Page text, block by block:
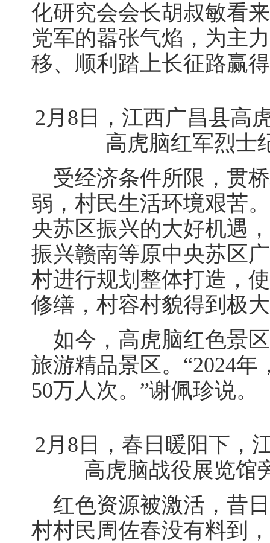
化研究会会长胡叔敏看
党军的嚣张气焰，为主
移、顺利踏上长征路赢
2月8日，江西广昌县高
高虎脑红军烈士
受经济条件所限，贯
弱，村民生活环境艰苦
央苏区振兴的大好机遇
振兴赣南等原中央苏区
村进行规划整体打造，
修缮，村容村貌得到极
如今，高虎脑红色景
旅游精品景区。“2024
50万人次。”谢佩珍说。
2月8日，春日暖阳下，
高虎脑战役展览馆
红色资源被激活，昔日
村村民周佐春没有料到